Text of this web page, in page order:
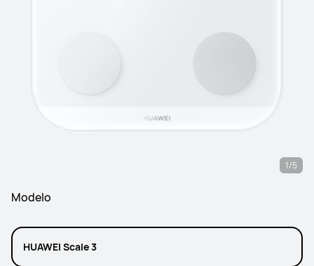
1/5
Modelo
HUAWEI Scale 3